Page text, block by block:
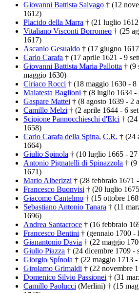
Giovanni Battista Salvago † (12
1612)
Placido della Marra † (21 luglio
Vitaliano Visconti Borromeo † (25
1617)
Ascanio Gesualdo † (17 giugno
Carlo Carafa † (17 aprile 1621 - 9
Giovanni Battista Maria Pallotta † (9
maggio 1630)
Ciriaco Rocci † (18 maggio 1630 -
Malatesta Baglioni † (8 luglio 1634 -
Gaspare Mattei † (8 agosto 1639 - 2
Camillo Melzi † (2 aprile 1644 - 6
Scipione Pannocchieschi d'Elci † (24
1658)
Carlo Carafa della Spina, C.R. † (24
1664)
Giulio Spinola † (10 luglio 1665 -
Antonio Pignatelli di Spinazzola † (9
1671)
Mario Alberizzi † (28 febbraio 1671
Francesco Buonvisi † (20 luglio
Giacomo Cantelmo † (15 ottobre
Sebastiano Antonio Tanara † (11
1696)
Andrea Santacroce † (16 febbraio
Francesco Bentini † (gennaio 1700 -
Gianantonio Davia † (22 maggio
Giulio Piazza † (24 dicembre 1709 -
Giorgio Spínola † (22 maggio 1713
Girolamo Grimaldi † (22 novembre
Domenico Silvio Passionei † (31
Camillo Paolucci (Merlini) † (15